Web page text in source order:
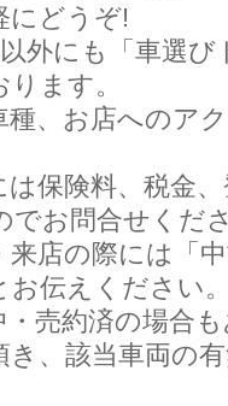
にどうぞ!
外にも「車選
ます。
種、お店へのア
は保険料、税金
でお問合せくださ
来店の際には「
お伝えください。
・売約済の場合
き、該当車両の